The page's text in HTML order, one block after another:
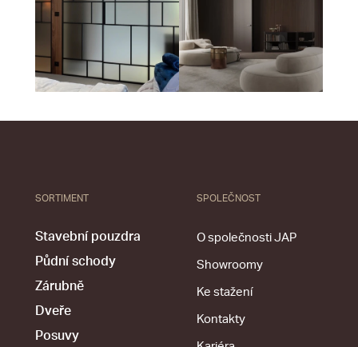
SORTIMENT
Stavební pouzdra
Půdní schody
Zárubně
Dveře
Posuvy
SPOLEČNOST
O společnosti JAP
Showroomy
Ke stažení
Kontakty